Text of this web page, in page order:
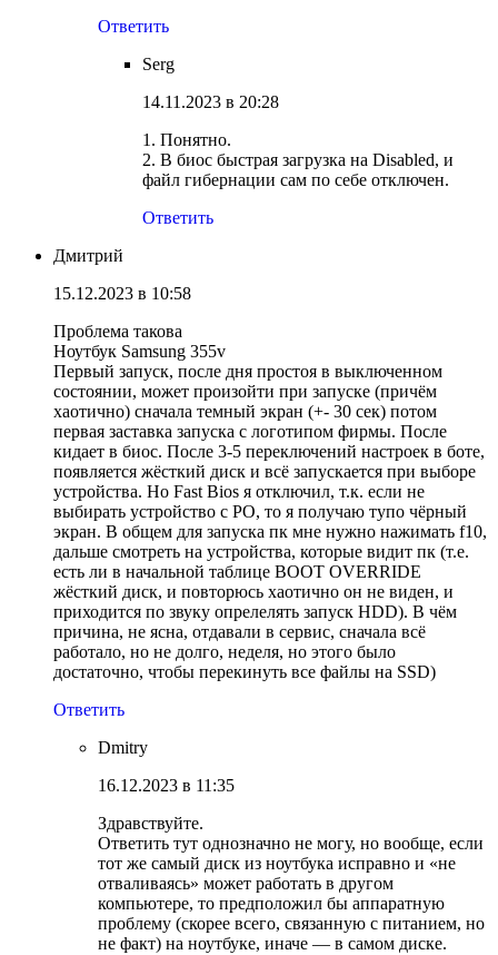
Ответить
Serg
14.11.2023 в 20:28
1. Понятно.
2. В биос быстрая загрузка на Disabled, и
файл гибернации сам по себе отключен.
Ответить
Дмитрий
15.12.2023 в 10:58
Проблема такова
Ноутбук Samsung 355v
Первый запуск, после дня простоя в выключенном
состоянии, может произойти при запуске (причём
хаотично) сначала темный экран (+- 30 сек) потом
первая заставка запуска с логотипом фирмы. После
кидает в биос. После 3-5 переключений настроек в боте,
появляется жёсткий диск и всё запускается при выборе
устройства. Но Fast Bios я отключил, т.к. если не
выбирать устройство с PO, то я получаю тупо чёрный
экран. В общем для запуска пк мне нужно нажимать f10,
дальше смотреть на устройства, которые видит пк (т.е.
есть ли в начальной таблице BOOT OVERRIDE
жёсткий диск, и повторюсь хаотично он не виден, и
приходится по звуку опрелелять запуск HDD). В чём
причина, не ясна, отдавали в сервис, сначала всё
работало, но не долго, неделя, но этого было
достаточно, чтобы перекинуть все файлы на SSD)
Ответить
Dmitry
16.12.2023 в 11:35
Здравствуйте.
Ответить тут однозначно не могу, но вообще, если
тот же самый диск из ноутбука исправно и «не
отваливаясь» может работать в другом
компьютере, то предположил бы аппаратную
проблему (скорее всего, связанную с питанием, но
не факт) на ноутбуке, иначе — в самом диске.